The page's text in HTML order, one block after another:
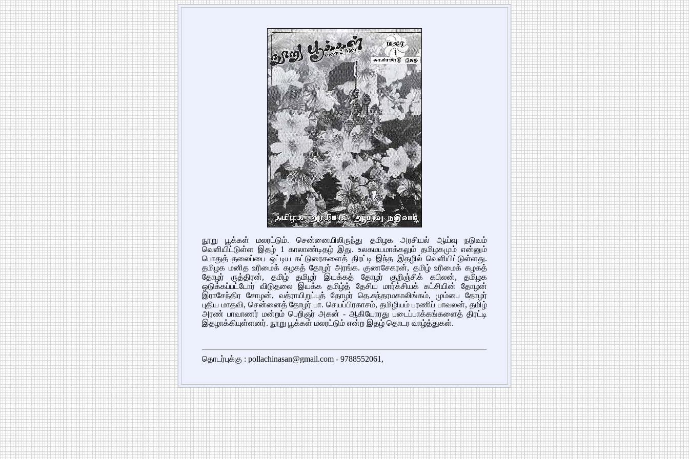
நூறு பூக்கள் மலரட்டும். சென்னையிலிருந்து தமிழக அரசியல் ஆய்வு நடுவம்
வெளியிட்டுள்ள இதழ் 1 காலாண்டிதழ் இது. உலகமயமாக்கலும் தமிழகமும் என்னும்
பொதுத் தலைப்பை ஒட்டிய கட்டுரைகளைத் திரட்டி இந்த இதழில் வெளியிட்டுள்ளது.
தமிழக மனித உரிமைக் கழகத் தோழர் அரங்க. குணசேகரன், தமிழ் உரிமைக் கழகத்
தோழர் ருத்திரன், தமிழ் தமிழர் இயக்கத் தோழர் குறிஞ்சிக் கபிலன், தமிழக
ஒடுக்கப்பட்டோர் விடுதலை இயக்க தமிழ்த் தேசிய மார்க்சியக் கட்சியின் தோழன்
இராசேந்திர சோழன், வத்ராயிறுப்புத் தோழர் தெ.சுந்தரமகாலிங்கம், மும்பை தோழர்
புதிய மாதவி, சென்னைத் தோழர் பா. செயப்பிரகாசம், தமிழியம் பரணிப் பாவலன், தமிழ்
அரண் பாவாணர் மன்றம் பெறிஞர் அகன் - ஆகியோரது படைப்பாக்கங்களைத் திரட்டி
இதழாக்கியுள்ளனர். நூறு பூக்கள் மலரட்டும் என்ற இதழ் தொடர வாழ்த்துகள்.
தொடர்புக்கு : pollachinasan@gmail.com - 9788552061,